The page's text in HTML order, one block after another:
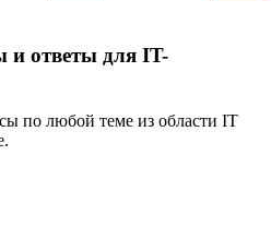
ответы для IT-
по любой теме из области IT